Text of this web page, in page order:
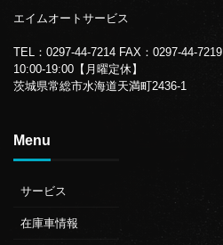
エイムオートサービス
TEL：0297-44-7214 FAX：0297-44-7219
10:00-19:00【月曜定休】
茨城県常総市水海道天満町2436-1
Menu
サービス
在庫車情報